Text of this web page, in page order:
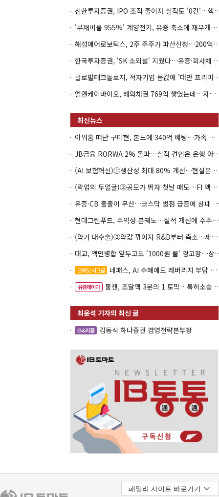
신한투자증권, IPO 조직 줄
'부채비율 955%' 계양전기, 유증 축소에 재무개선 효과 '뚝'
해성에어로보틱스, 2주 주주가 파산
한국투자증권, 'SK 소외설' 지웠
글로벌테크놀로지, 적자기업 몸값
엘앤케이바이오, 해외채권 769억 쌓였는데…자회사 4곳 자본잠식
아워홈 떠난 구미현, 본느에 340억 베팅…가족 지배체제 구축
JB금융 RORWA 2% 돌파…실
(AI 보험혁신)①생산성 최대 80%
(락업의 두얼굴)②공모가 뛰자 첫날 매도…FI 엑시트 전략 갈렸다
유증·CB 줄줄이 무산…코스닥 벌점 급증에 상폐 압박
현대그린푸드, 수익성 본궤도…실적 개선에 주주환원까지
(약가 대수술)②약값 깎이자 R&D부터 축소…제약업계 비상경영 돌입
대교, 액면병합 앞두고
크레딧 시그널 네패스, AI 수혜에도 레버리지 부담 여전
유증레이다 툴젠, 조달액 3분의 1 토막…특허소송 비용부터 챙긴다
IB&피플 김동식 하나증권 경영전략본부장